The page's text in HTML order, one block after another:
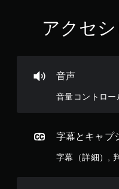
アクセ
音声
音量コントロ
字幕とキャプ
字幕（詳細）,
リ
ガ
エ
フ
ェ
ク
し
で
プ
イ